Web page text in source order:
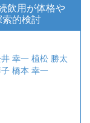
飲用が体格や
的検討
幸一植松 勝太
橋本 幸一